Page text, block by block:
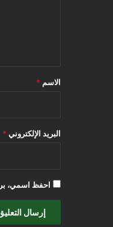
*
الاسم *
البريد الإلكتروني *
احفظ اسمي،